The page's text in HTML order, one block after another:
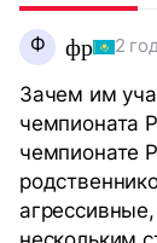
Ф фр 2
Зачем им
чемпионата
чемпионате